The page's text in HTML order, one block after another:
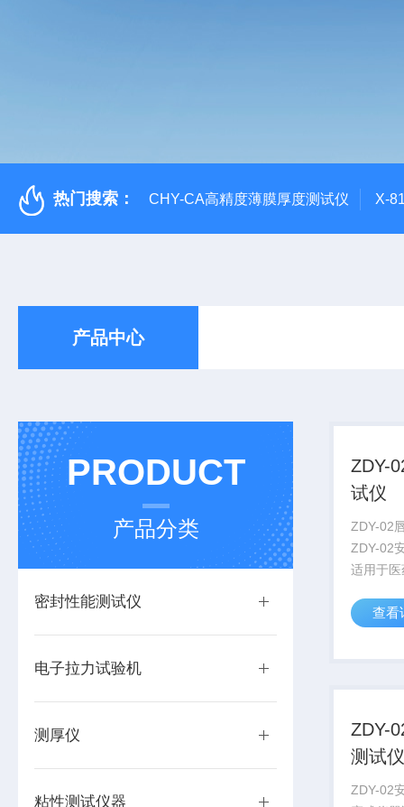
热门搜索： CHY-CA高精度薄膜厚度测试仪 X-
产品中心
PRODUCT
产品分类
密封性能测试仪
电子拉力试验机
测厚仪
粘性测试仪器
ZDY-
试仪
ZDY-02
ZDY-02
适用于
力，也
安瓿瓶
查看
ZDY-
测试
ZDY-02